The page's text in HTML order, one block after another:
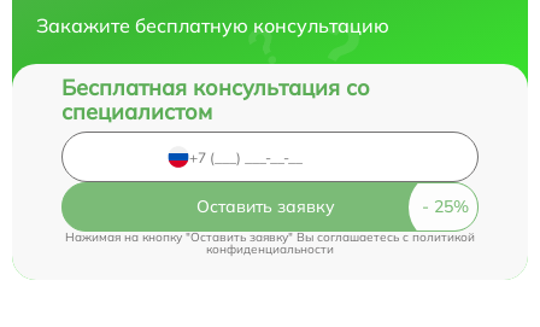
Закажите бесплатную консультацию
Бесплатная консультация со
специалистом
Оставить заявку
Нажимая на кнопку "Оставить заявку" Вы соглашаетесь c политикой
конфиденциальности